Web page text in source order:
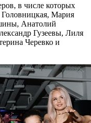
в числе которых
Мария
Анатолий
Гузеевы, Лиля
Черевко и